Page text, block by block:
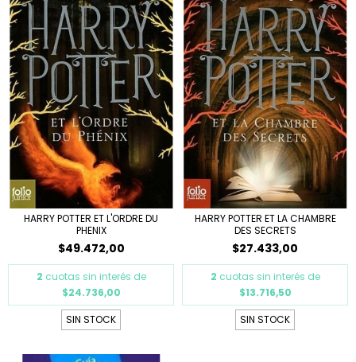
HARRY POTTER ET L'ORDRE DU
PHENIX
$49.472,00
2 cuotas sin interés de
$24.736,00
SIN STOCK
HARRY POTTER ET LA CHAMBRE
DES SECRETS
$27.433,00
2 cuotas sin interés de
$13.716,50
SIN STOCK